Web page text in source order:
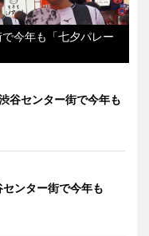
今年も「七夕パレー
谷センター街で今年も
ンター街で今年も